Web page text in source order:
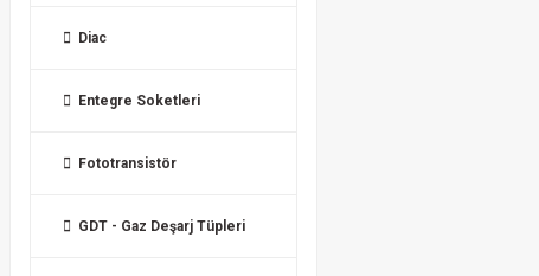
Diac
Entegre Soketleri
Fototransistör
GDT - Gaz Deşarj Tüpleri